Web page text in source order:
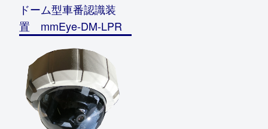
ドーム型車番認識装
置 mmEye-DM-LPR